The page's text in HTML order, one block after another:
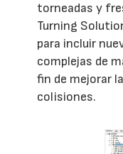
torneadas y
Turning
para incluir
complejas de
fin de mejorar
colisiones.